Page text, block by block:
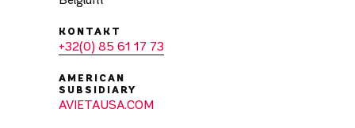
KONTAKT
+32(0) 85 61 17 73
AMERICAN
SUBSIDIARY
AVIETAUSA.COM